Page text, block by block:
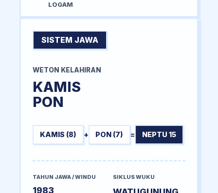
LOGAM
SISTEM JAWA
WETON KELAHIRAN
KAMIS
PON
KAMIS (8) + PON (7) = NEPTU 15
TAHUN JAWA / WINDU
1983
SIKLUS WUKU